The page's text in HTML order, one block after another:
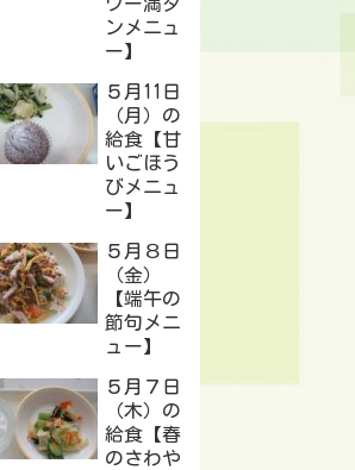
ンメニュ
ー】
５月11日
（月）の
給食【甘
いごほう
びメニュ
ー】
５月８日
（金）
【端午の
節句メニ
ュー】
５月７日
（木）の
給食【春
のさわや